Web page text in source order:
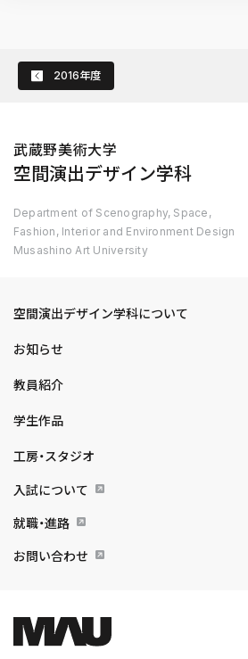
2016年度
武蔵野美術大学
空間演出デザイン学科
Department of Scenography, Space,
Fashion, Interior and Environment Design
Musashino Art University
空間演出デザイン学科について
お知らせ
教員紹介
学生作品
工房・スタジオ
入試について
就職・進路
お問い合わせ